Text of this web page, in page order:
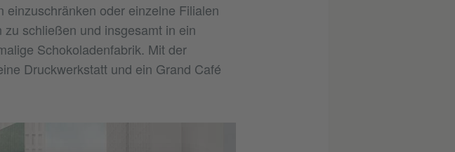
oder einzelne Filialen
schließen und insgesamt in ein
Schokoladenfabrik. Mit der
Druckwerkstatt und ein Grand Café